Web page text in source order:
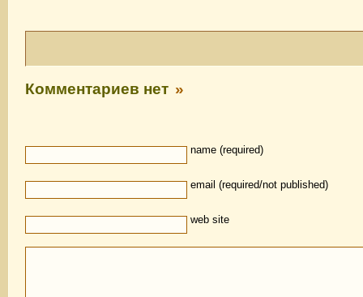
Комментариев нет »
name (required)
email (required/not published)
web site